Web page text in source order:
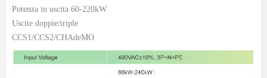
Potenza in uscita 60-220kW
Uscite doppie/triple
CCS1/CCS2/CHAdeMO